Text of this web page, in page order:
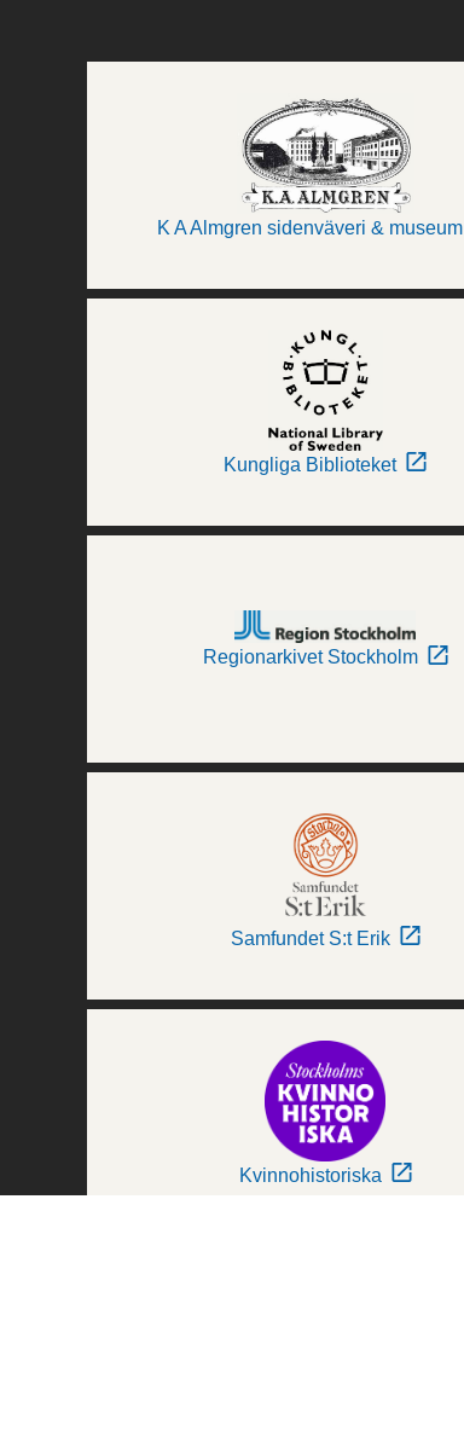
K A Almgren sidenväveri & museum
Kungliga Biblioteket
Regionarkivet Stockholm
Samfundet S:t Erik
Kvinnohistoriska